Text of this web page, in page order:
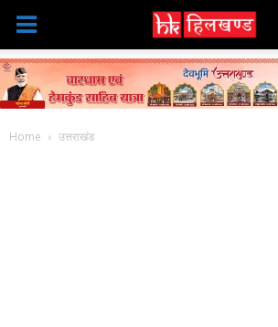
Home उत्तराखंड